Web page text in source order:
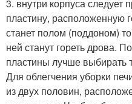
3. внутри корпуса следует
пластину, расположенную
станет полом (поддоном)
ней станут гореть дрова.
пластины лучше
Для облегчения уборки
из двух половин,